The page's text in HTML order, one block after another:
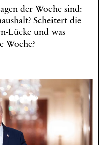
der Woche sind:
Scheitert die
Lücke und was
Woche?